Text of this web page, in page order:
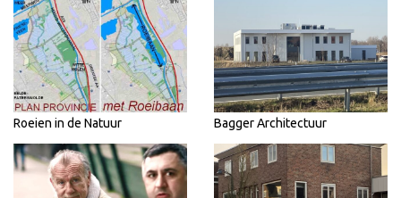
Roeien in de Natuur Bagger Architectuur